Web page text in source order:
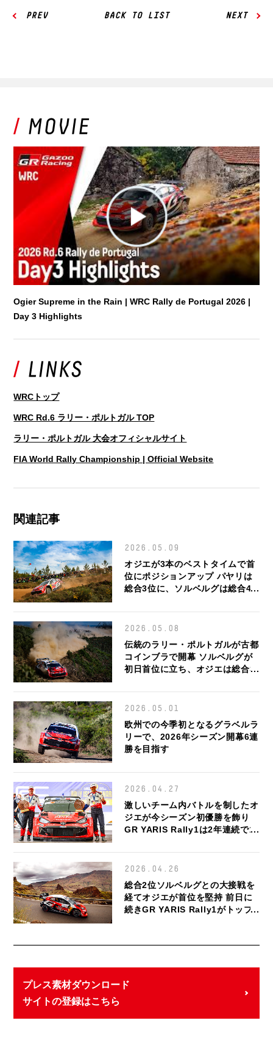
PREV BACK TO LIST NEXT
Ogier Supreme in the Rain | WRC Rally de Portugal 2026 |
Day 3 Highlights
WRCトップ
WRC Rd.6 ラリー・ポルトガル TOP
ラリー・ポルトガル 大会オフィシャルサイト
FIA World Rally Championship | Official Website
関連記事
2026.05.09
オジエが3本のベストタイムで首
位にポジションアップ パヤリは
総合3位に、ソルベルグは総合4
2026.05.08
伝統のラリー・ポルトガルが古都
コインブラで開幕 ソルベルグが
初日首位に立ち、オジエは総合3
2026.05.01
欧州での今季初となるグラベルラ
リーで、2026年シーズン開幕6連
勝を目指す
2026.04.27
激しいチーム内バトルを制したオ
ジエが今シーズン初優勝を飾り
GR YARIS Rally1は2年連続で1-
2026.04.26
総合2位ソルベルグとの大接戦を
経てオジエが首位を堅持 前日に
続きGR YARIS Rally1がトップ5
プレス素材ダウンロード
サイトの登録はこちら